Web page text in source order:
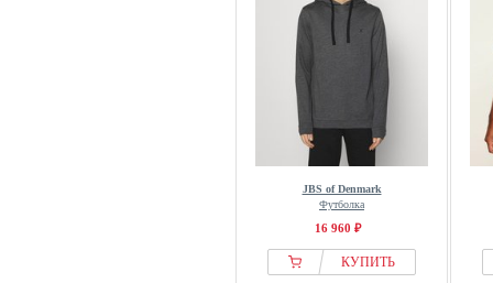
JBS of Denmark
Футболка
16 960 ₽
КУПИТЬ